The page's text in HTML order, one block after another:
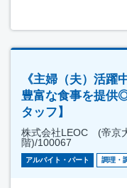
《主婦（夫）活躍
豊富な食事を提供
タッフ】
株式会社LEOC (帝京
階)/100067
アルバイト・パート 調理・